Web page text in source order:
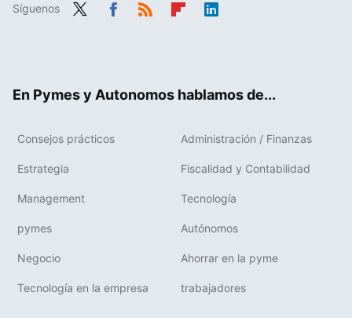
Síguenos
En Pymes y Autonomos hablamos de...
Consejos prácticos Administración / Finanzas
Estrategia Fiscalidad y Contabilidad
Management Tecnología
pymes Autónomos
Negocio Ahorrar en la pyme
Tecnología en la empresa trabajadores